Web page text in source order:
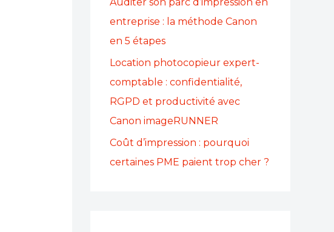
entreprise : la méthode Canon
en 5 étapes
Location photocopieur expert-
comptable : confidentialité,
RGPD et productivité avec
Canon imageRUNNER
Coût d’impression : pourquoi
certaines PME paient trop cher ?